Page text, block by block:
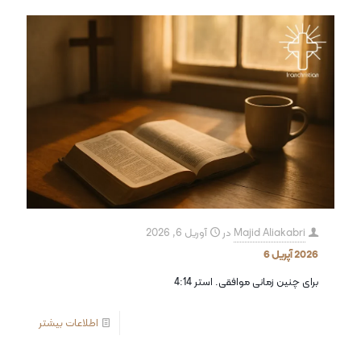
Majid Aliakabri در
آوریل 6, 2026
2026 آپریل 6
برای چنین زمانی موافقی. استر 4:14
اطلاعات بیشتر